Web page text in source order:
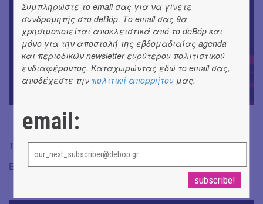
Ταυτότητα παράστασης:εδώ
Εισιτήρια:ΕΔΩ
Συμπληρώστε το email σας για να γίνετε
συνδρομητής στο deBόp. Το email σας θα
χρησιμοποιείται αποκλειστικά από το deBόp και
μόνο για την αποστολή της εβδομαδιαίας agenda
και περιοδικών newsletter ευρύτερου πολιτιστικού
ενδιαφέροντος. Καταχωρώντας εδώ το email σας,
αποδέχεστε την πολιτική απορρήτου μας.
email: